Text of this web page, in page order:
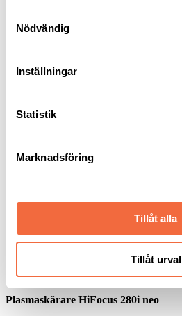
Nödvändig
Inställningar
Statistik
Marknadsföring
Tillåt alla
Tillåt urval
Plasmabrännare
Anders Holgersson
Epost
+46 70 321 7592
Kontakta mig
Plasmaskärare HiFocus 280i neo